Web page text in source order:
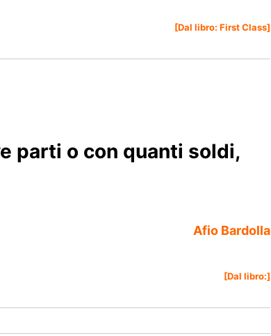
[Dal libro: First Class]
parti o con quanti soldi,
Afio Bardolla
[Dal libro:]